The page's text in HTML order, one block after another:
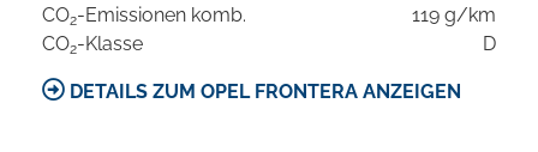
CO2-Emissionen komb.
119 g/km
CO2-Klasse D
DETAILS ZUM OPEL FRONTERA ANZEIGEN